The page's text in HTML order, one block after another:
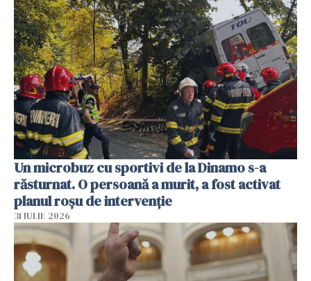
Un microbuz cu sportivi de la Dinamo s-a
răsturnat. O persoană a murit, a fost activat
planul roșu de intervenție
31 IULIE 2026